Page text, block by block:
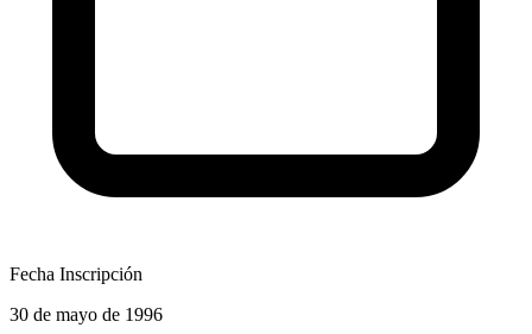
Fecha Inscripción
30 de mayo de 1996